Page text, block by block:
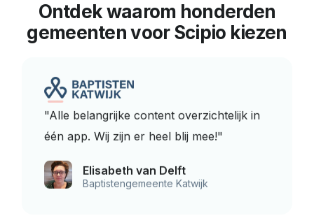
Ontdek waarom honderden
gemeenten voor Scipio kiezen
"Alle belangrijke content overzichtelijk in
één app. Wij zijn er heel blij mee!"
Elisabeth van Delft
Baptistengemeente Katwijk